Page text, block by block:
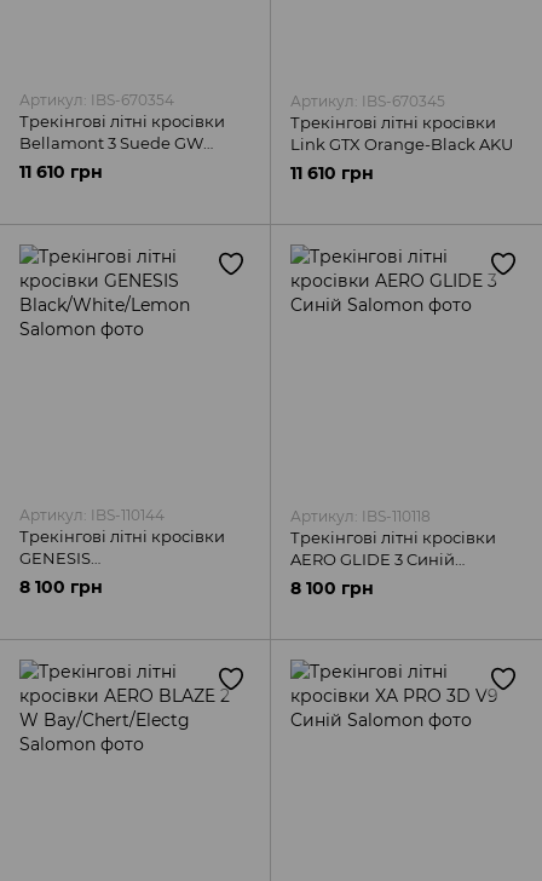
Артикул: IBS-670354
Трекінгові літні кросівки
Bellamont 3 Suede GW
Olive-Mustard AKU
11 610 грн
Артикул: IBS-670345
Трекінгові літні кросівки
Link GTX Orange-Black AKU
11 610 грн
Артикул: IBS-110144
Трекінгові літні кросівки
GENESIS
Black/White/Lemon
Salomon
8 100 грн
Артикул: IBS-110118
Трекінгові літні кросівки
AERO GLIDE 3 Cиній
Salomon
8 100 грн